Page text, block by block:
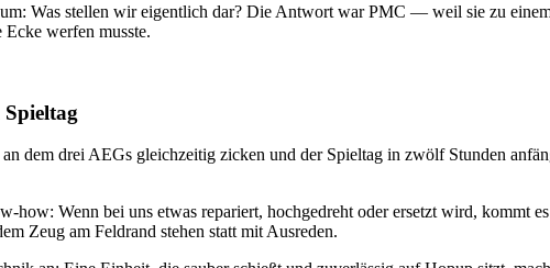
Was stellen wir eigentlich dar? Die Antwort war PMC — weil sie zu
werfen musste.
dem drei AEGs gleichzeitig zicken und der Spieltag in zwölf Stunden
how: Wenn bei uns etwas repariert, hochgedreht oder ersetzt wird, kommt
Zeug am Feldrand stehen statt mit Ausreden.